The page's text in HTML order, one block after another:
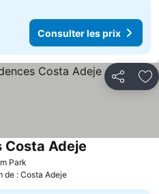
Consulter les prix
Partager
Park
Costa Adeje
de : Costa Adeje